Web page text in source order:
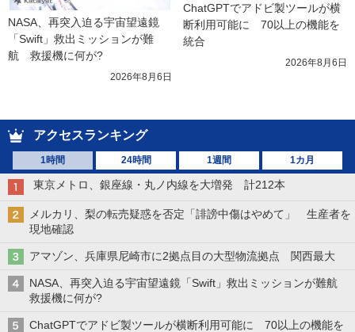
NASA、再突入迫る宇宙望遠鏡
「Swift」救出ミッションが難
航　救援機に何が?
2026年8月6日
ChatGPTでアドビ製ツールが横
断利用可能に　70以上の機能を
統合
2026年8月6日
アクセスランキング
1時間 24時間 1週間 1カ月
東京メトロ、銀座線・丸ノ内線を大増発 計212本
メルカリ、梨の転売疑惑を否定「誹謗中傷はやめて」 生産者を
現地確認
アマゾン、兵庫県尼崎市に2拠点目の大型物流拠点 関西最大
NASA、再突入迫る宇宙望遠鏡「Swift」救出ミッションが難航
救援機に何が?
ChatGPTでアドビ製ツールが横断利用可能に 70以上の機能を